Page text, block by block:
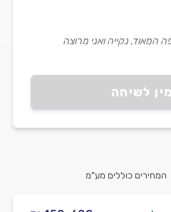
לשיחה
המאוד, נקייה ואני מרוצה
המחירים כוללים מע”מ